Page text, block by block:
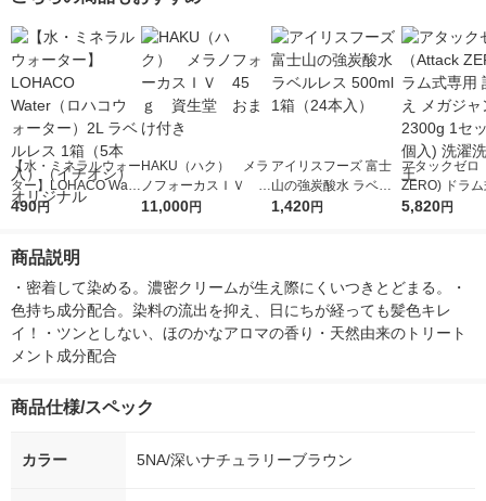
【水・ミネラルウォー
ター】LOHACO Wate
r（ロハコウォータ
シ） オリジナル
490円
HAKU（ハク） メラ
ノフォーカスＩＶ 4
5ｇ 資生堂 おまけ
11,000円
アイリスフーズ 富士
山の強炭酸水 ラベル
レス 500ml 1箱（24
1,420円
アタックゼロ
ZERO) ドラ
詰め替え メガ
5,820円
商品説明
・密着して染める。濃密クリームが生え際にくいつきとどまる。・
色持ち成分配合。染料の流出を抑え、日にちが経っても髪色キレ
イ！・ツンとしない、ほのかなアロマの香り・天然由来のトリート
メント成分配合
商品仕様/スペック
カラー 5NA/深いナチュラリーブラウン